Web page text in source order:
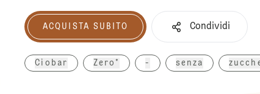
Acquista subito
ACQUISTA SUBITO Condividi
Ciobar Zero* - senza